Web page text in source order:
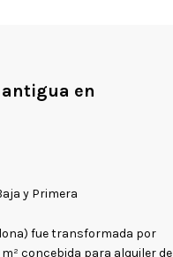
en
y Primera
fue transformada por
concebida para alquiler de